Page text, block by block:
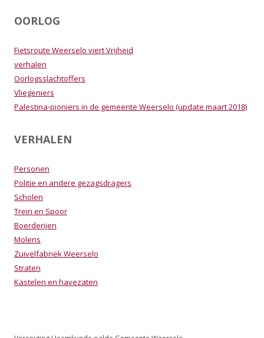
OORLOG
Fietsroute Weerselo viert Vrijheid
verhalen
Oorlogsslachtoffers
Vliegeniers
Palestina-pioniers in de gemeente Weerselo (update maart 2018)
VERHALEN
Personen
Politie en andere gezagsdragers
Scholen
Trein en Spoor
Boerderijen
Molens
Zuivelfabriek Weerselo
Straten
Kastelen en havezaten